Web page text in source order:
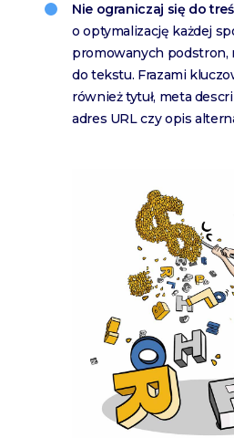
Nie ograniczaj się do
o optymalizację każdej
promowanych podstron,
do tekstu. Frazami
również tytuł, meta
adres URL czy opis